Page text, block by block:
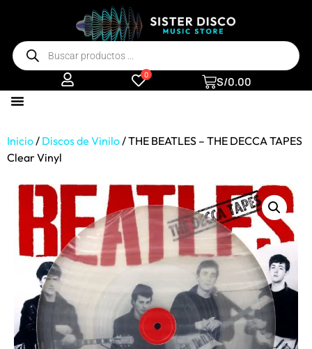
0 S/0.00
Inicio/ Discos de Vinilo/ THE BEATLES – THE DECCA TAPES
Clear Vinyl